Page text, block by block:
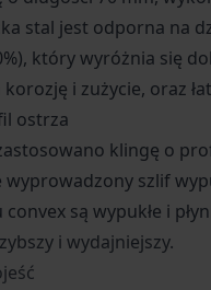
stal jest odporna na
który wyróżnia się
i zużycie, oraz
ostrza
klingę o
szlif
są wypukłe i
i wydajniejszy.